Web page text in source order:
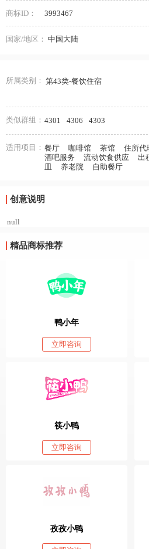
商标ID： 3993467
国家/地区： 中国大陆
所属类别： 第43类-餐饮住宿
类似群组： 4301 4306 4303
适用项目： 餐厅 咖啡馆 茶馆 住所代
酒吧服务
流动饮食供应
出
皿
养老院 自助餐厅
创意说明
null
精品商标推荐
鸭小年
立即咨询
筷小鸭
立即咨询
孜孜小鸭